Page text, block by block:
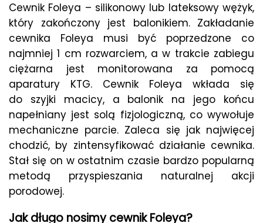
Cewnik Foleya – silikonowy lub lateksowy wężyk,
który zakończony jest balonikiem. Zakładanie
cewnika Foleya musi być poprzedzone co
najmniej 1 cm rozwarciem, a w trakcie zabiegu
ciężarna jest monitorowana za pomocą
aparatury KTG. Cewnik Foleya wkłada się
do szyjki macicy, a balonik na jego końcu
napełniany jest solą fizjologiczną, co wywołuje
mechaniczne parcie. Zaleca się jak najwięcej
chodzić, by zintensyfikować działanie cewnika.
Stał się on w ostatnim czasie bardzo popularną
metodą przyspieszania naturalnej akcji
porodowej.
Jak długo nosimy cewnik Foleya?